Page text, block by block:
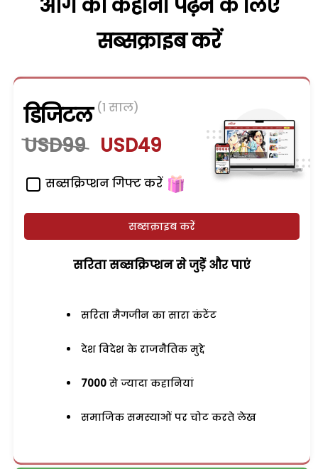
आगे की कहानी पढ़ने के लिए
सब्सक्राइब करें
डिजिटल (1 साल)
USD99 USD49
सब्सक्रिप्शन गिफ्ट करें
सब्सक्राइब करें
सरिता सब्सक्रिप्शन से जुड़ेें और पाएं
सरिता मैगजीन का सारा कंटेंट
देश विदेश के राजनैतिक मुद्दे
7000 से ज्यादा कहानियां
समाजिक समस्याओं पर चोट करते लेख